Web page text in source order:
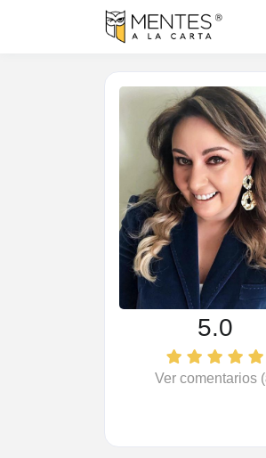
5.0
Ver comentarios (